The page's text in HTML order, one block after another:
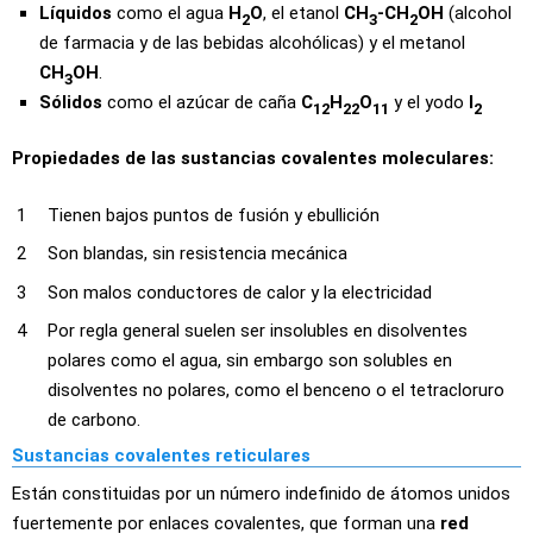
Líquidos como el agua H2O, el etanol CH3-CH2OH (alcohol
de farmacia y de las bebidas alcohólicas) y el metanol
CH3OH
Sólidos como el azúcar de caña C12H22O11 y el yodo I2
Propiedades de las sustancias covalentes moleculares:
Tienen bajos puntos de fusión y ebullición
Son blandas, sin resistencia mecánica
Son malos conductores de calor y la electricidad
Por regla general suelen ser insolubles en disolventes
polares como el agua, sin embargo son solubles en
disolventes no polares, como el benceno o el tetracloruro
de carbono.
Sustancias covalentes reticulares
Están constituidas por un número indefinido de átomos unidos
fuertemente por enlaces covalentes, que forman una red